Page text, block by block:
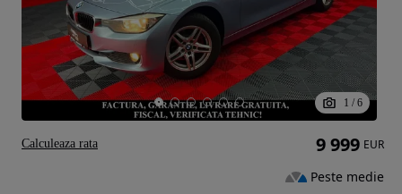
1 / 6
9 999 EUR
Peste medie
Calculeaza rata